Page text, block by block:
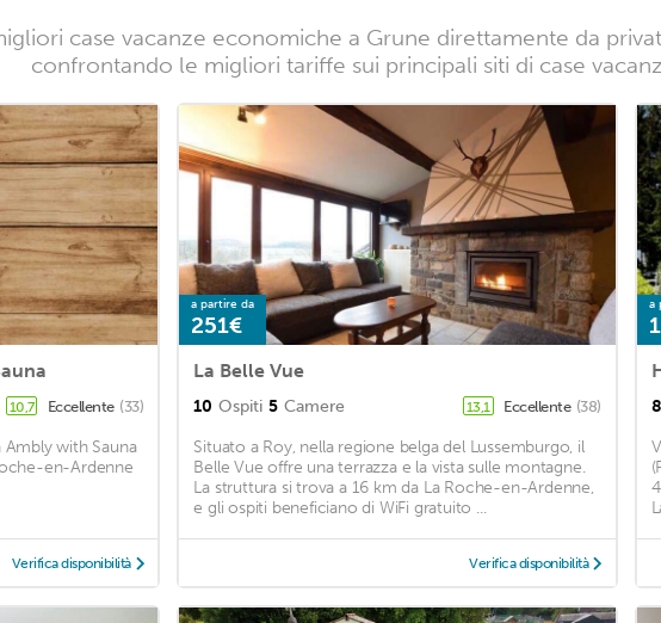
case vacanze economiche a Grune direttamente da
confrontando le migliori tariffe sui principali siti di case
10,7 Eccellente (33)
with Sauna
en-Ardenne
Verifica disponibilità
a partire da
251€
La Belle Vue
10 Ospiti 5 Camere 13,1 Eccellente (38)
Situato a Roy, nella regione belga del Lussemburgo, il
Belle Vue offre una terrazza e la vista sulle montagne.
La struttura si trova a 16 km da La Roche-en-Ardenne,
e gli ospiti beneficiano di WiFi gratuito ...
Verifica disponibilità
a
8